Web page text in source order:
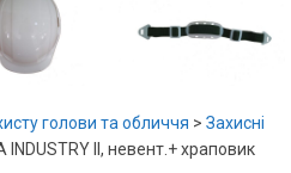
голови та обличчя > Захисні
ІІ, невент.+ храповик